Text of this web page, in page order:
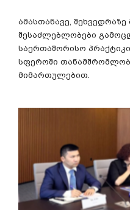
ამასთანავე შეხვედრაზე
შესაძლებლობები
საერთაშორისო
სფეროში
მიმართულებით